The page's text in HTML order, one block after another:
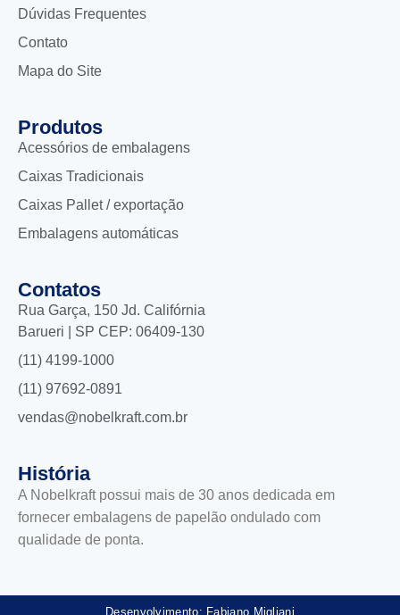
Dúvidas Frequentes
Contato
Mapa do Site
Produtos
Acessórios de embalagens
Caixas Tradicionais
Caixas Pallet / exportação
Embalagens automáticas
Contatos
Rua Garça, 150 Jd. Califórnia
Barueri | SP CEP: 06409-130
(11) 4199-1000
(11) 97692-0891
vendas@nobelkraft.com.br
História
A Nobelkraft possui mais de 30 anos dedicada em
fornecer embalagens de papelão ondulado com
qualidade de ponta.
Desenvolvimento: Fabiano Migliani